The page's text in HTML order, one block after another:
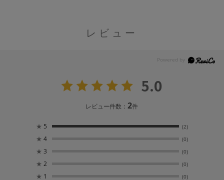
レビュー
5.0
レビュー件数：2件
★ 5 (2)
★ 4 (0)
★ 3 (0)
★ 2 (0)
★ 1 (0)